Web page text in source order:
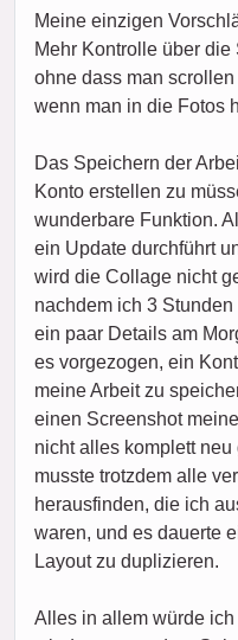
Meine einzigen
Mehr Kontrolle über
ohne dass man
wenn man in die Fotos
Das Speichern der
Konto erstellen zu
wunderbare Funktion.
ein Update durchführt
wird die Collage nicht
nachdem ich 3
ein paar Details am
es vorgezogen, ein
meine Arbeit zu
einen Screenshot
nicht alles komplett
musste trotzdem alle
herausfinden, die ich
waren, und es dauerte
Layout zu duplizieren.
Alles in allem würde